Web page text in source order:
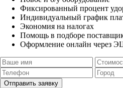
Фиксированный процент
Индивидуальный график
Экономия на налогах
Помощь в подборе
Оформление онлайн через
Отправить заявку